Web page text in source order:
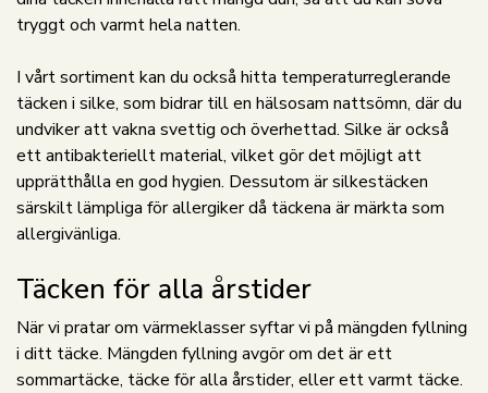
tryggt och varmt hela natten.
I vårt sortiment kan du också hitta temperaturreglerande
täcken i silke, som bidrar till en hälsosam nattsömn, där du
undviker att vakna svettig och överhettad. Silke är också
ett antibakteriellt material, vilket gör det möjligt att
upprätthålla en god hygien. Dessutom är silkestäcken
särskilt lämpliga för allergiker då täckena är märkta som
allergivänliga.
Täcken för alla årstider
När vi pratar om värmeklasser syftar vi på mängden fyllning
i ditt täcke. Mängden fyllning avgör om det är ett
sommartäcke, täcke för alla årstider, eller ett varmt täcke.